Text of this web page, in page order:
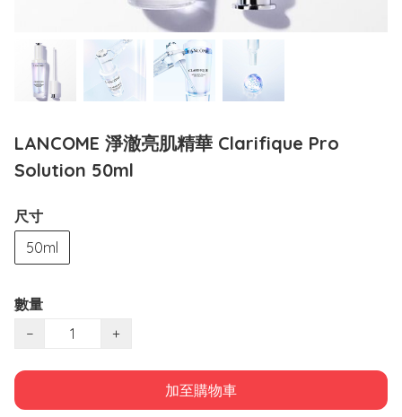
LANCOME 淨澈亮肌精華 Clarifique Pro
Solution 50ml
尺寸
50ml
數量
−
+
加至購物車